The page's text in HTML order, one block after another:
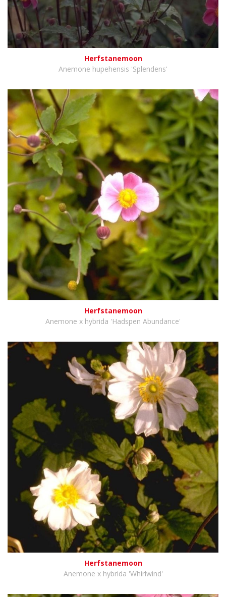
Herfstanemoon
Anemone hupehensis 'Splendens'
Herfstanemoon
Anemone x hybrida 'Hadspen Abundance'
Herfstanemoon
Anemone x hybrida 'Whirlwind'